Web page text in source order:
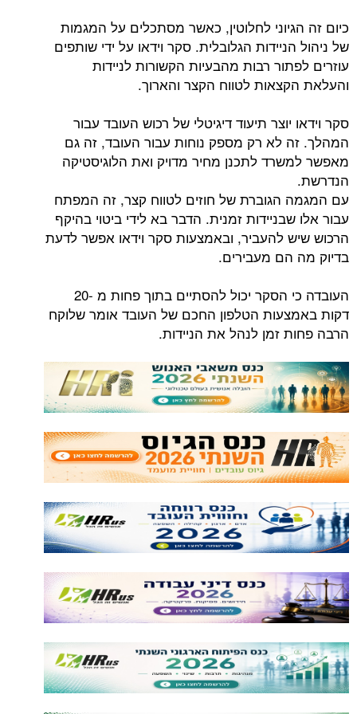
לחלוטין, כאשר מסתכלים על המגמות
הגלובלית. סקר וידאו על ידי שותפים
רבות מהבעיות הקשורות לניידות
לטווח הקצר והארוך.
תיעוד דיגיטלי של רכוש העובד עבור
לא רק מספק נוחות עבור העובד, זה גם
לתכנן מחיר מדויק ואת הלוגיסטיקה
של חוזים לטווח קצר, זה המפתח
זמנית. הדבר בא לידי ביטוי בהיקף
להעביר, ובאמצעות סקר וידאו אפשר לדעת
מעבירים.
העובדה כי הסקר יכול להסתיים בתוך פחות מ -20
הטלפון החכם של העובד אומר שלוקח
זמן לנהל את הניידות.